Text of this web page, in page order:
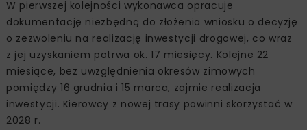
W pierwszej kolejności wykonawca opracuje
dokumentację niezbędną do złożenia wniosku o decyzję
o zezwoleniu na realizację inwestycji drogowej, co wraz
z jej uzyskaniem potrwa ok. 17 miesięcy. Kolejne 22
miesiące, bez uwzględnienia okresów zimowych
pomiędzy 16 grudnia i 15 marca, zajmie realizacja
inwestycji. Kierowcy z nowej trasy powinni skorzystać w
2028 r.